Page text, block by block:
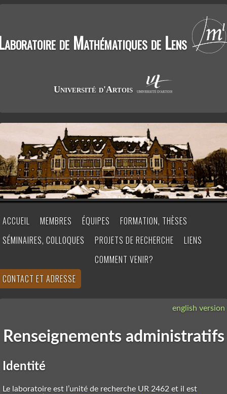
de Mathématiques de Lens
Université d'Artois
ACCUEIL MEMBRES ÉQUIPES
FORMATION, THÈSES
SÉMINAIRES, COLLOQUES
PROJETS DE RECHERCHE
LIENS
COMMENT VENIR?
CONTACT ET ADRESSE
english version
Renseignements administratifs
Identité
Le laboratoire est l’unité de recherche UR 2462 et il est